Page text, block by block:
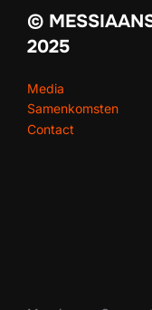
©
2025
Media
Samenkomsten
Contact